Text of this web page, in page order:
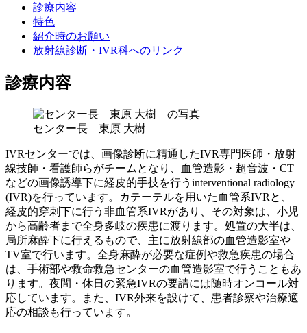
診療内容
特色
紹介時のお願い
放射線診断・IVR科へのリンク
診療内容
センター長 東原 大樹
IVRセンターでは、画像診断に精通したIVR専門医師・放射
線技師・看護師らがチームとなり、血管造影・超音波・CT
などの画像誘導下に経皮的手技を行うinterventional radiology
(IVR)を行っています。カテーテルを用いた血管系IVRと、
経皮的穿刺下に行う非血管系IVRがあり、その対象は、小児
から高齢者まで全身多岐の疾患に渡ります。処置の大半は、
局所麻酔下に行えるもので、主に放射線部の血管造影室や
TV室で行います。全身麻酔が必要な症例や救急疾患の場合
は、手術部や救命救急センターの血管造影室で行うこともあ
ります。夜間・休日の緊急IVRの要請には随時オンコール対
応しています。また、IVR外来を設けて、患者診察や治療適
応の相談も行っています。